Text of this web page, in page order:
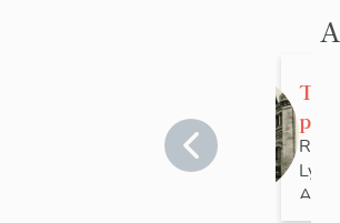
dit
Rhône
Lyon